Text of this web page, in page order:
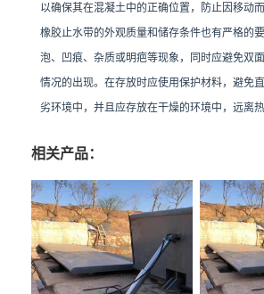
以确保其在混凝土中的正确位置，防止因移动而
橡胶止水带的外观质量和储存条件也有严格的
泡、凹痕、杂质或明疤等现象，同时应避免双
情况的出现。在存放时应使用保护材料，避免
劣环境中，并且应存放在干燥的环境中，远离
相关产品：